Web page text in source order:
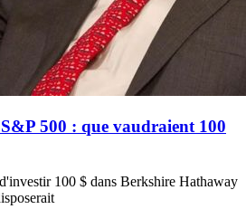
500 : que vaudraient 100
100 $ dans Berkshire Hathaway